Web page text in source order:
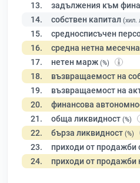
13. задължения към
14. собствен капитал (хил.
15. средносписъчен
16. средна нетна
17. нетен марж (%)
18. възвращаемост на
19. възвращаемост на
20. финансова
21. обща ликвидност (%)
22. бърза ликвидност (%)
23. приходи от продажби
24. приходи от продажби